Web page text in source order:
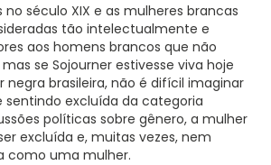
século XIX e as mulheres brancas
tão intelectualmente e
aos homens brancos que não
se Sojourner estivesse viva hoje
brasileira, não é difícil imaginar
sentindo excluída da categoria
políticas sobre gênero, a mulher
excluída e, muitas vezes, nem
como uma mulher.